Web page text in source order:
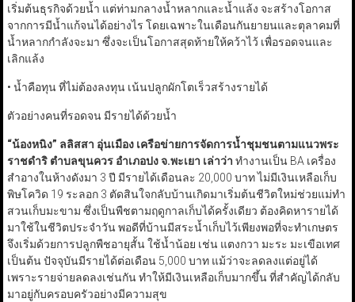
เริ่มต้นธุรกิจด้วยน้ำ แต่ท่ามกลางน้ำหลากและน้ำแล้ง จะสร้างโอกาส
จากการมีน้ำแก้จนได้อย่างไร โดยเฉพาะในเดือนกันยายนและตุลาคมที่
น้ำหลากกำลังจะมา ซึ่งจะเป็นโอกาสสุดท้ายให้คว้าไว้ เพื่อรอดจนและ
เลิกแล้ง
• น้ำคือทุน ที่ไม่ต้องลงทุน เน้นปลูกผักโตเร็วสร้างรายได้
ตัวอย่างคนที่รอดจน มีรายได้ด้วยน้ำ
“น้องหนิง” ลลิสสา อุ่นเมือง เครือข่ายการจัดการน้ำชุมชนตามแนวพระ
ราชดำริ ตำบลขุนควร อำเภอปง จ.พะเยา เล่าว่า ทำงานเป็น BA เครื่อง
สำอางในห้างดังมา 3 ปี มีรายได้เดือนละ 20,000 บาท ไม่มีเงินเหลือเก็บ
พิษโควิด 19 ระลอก 3 ตัดสินใจกลับบ้านเกิดมาเริ่มต้นชีวิตใหม่ช่วยแม่ทำ
สวนเก็บมะขาม ซึ่งเป็นพืชตามฤดูกาลเก็บได้ครั้งเดียว ต้องคิดหารายได้
มาใช้ในชีวิตประจำวัน พอดีที่บ้านมีสระน้ำเก็บไว้เพียงพอที่จะทำเกษตร
จึงเริ่มด้วยการปลูกพืชอายุสั้น ใช้น้ำน้อย เช่น แตงกวา มะระ มะเขือเทศ
เป็นต้น ปัจจุบันมีรายได้ต่อเดือน 5,000 บาท แม้ว่าจะลดลงแต่อยู่ได้
เพราะรายจ่ายลดลงเช่นกัน ทำให้มีเงินเหลือเก็บมากขึ้น ที่สำคัญได้กลับ
มาอยู่กับครอบครัวอย่างมีความสุข